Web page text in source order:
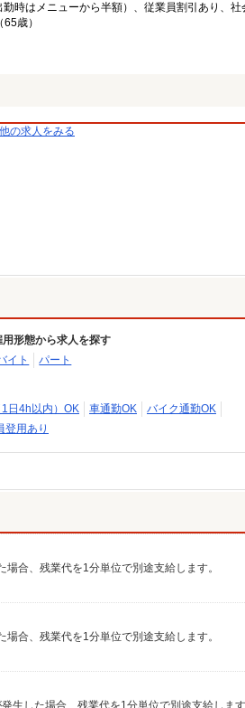
時はメニューから半額）、従業員割引あり、社
歳）
の求人をみる
用形態から求人を探す
イト
パート
日4h以内）OK 車通勤OK
バイク通勤OK
登用あり
合、残業代を1分単位で別途支給します。
合、残業代を1分単位で別途支給します。